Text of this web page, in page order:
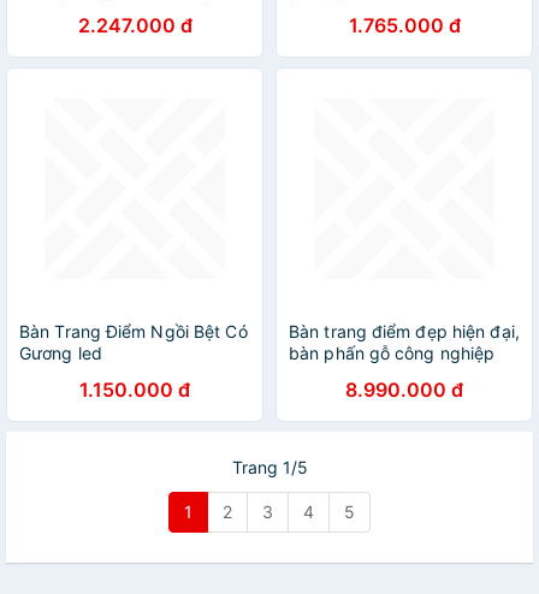
trọng không mối mọt bên bỉ
chắc chắn
2.247.000 đ 1.765.000 đ
Bàn Trang Điểm Ngồi Bệt Có
Gương led
1.150.000 đ
Bàn trang điểm đẹp hiện đại,
bàn phấn gỗ công nghiệp
8.990.000 đ
Trang 1/5
1 2 3 4 5